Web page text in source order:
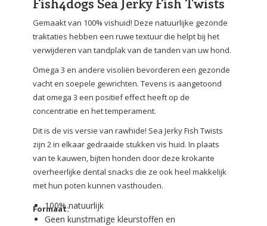
Gemaakt van 100% vishuid! Deze natuurlijke gezonde
traktaties hebben een ruwe textuur die helpt bij het
verwijderen van tandplak van de tanden van uw hond.
Omega 3 en andere visoliën bevorderen een gezonde
vacht en soepele gewrichten. Tevens is aangetoond
dat omega 3 een positief effect heeft op de
concentratie en het temperament.
Dit is de vis versie van rawhide! Sea Jerky Fish Twists
zijn 2 in elkaar gedraaide stukken vis huid. In plaats
van te kauwen, bijten honden door deze krokante
overheerlijke dental snacks die ze ook heel makkelijk
met hun poten kunnen vasthouden.
100% natuurlijk
Geen kunstmatige kleurstoffen en
Formaat: